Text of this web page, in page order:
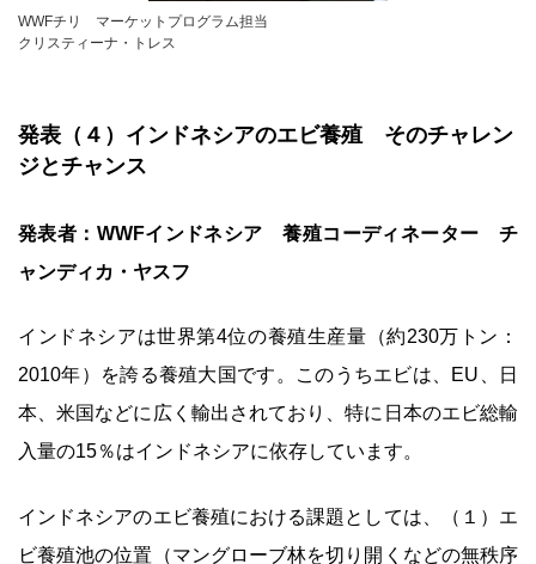
WWFチリ マーケットプログラム担当
クリスティーナ・トレス
発表（４）インドネシアのエビ養殖 そのチャレン
ジとチャンス
発表者：WWFインドネシア 養殖コーディネーター チ
ャンディカ・ヤスフ
インドネシアは世界第4位の養殖生産量（約230万トン：
2010年）を誇る養殖大国です。このうちエビは、EU、日
本、米国などに広く輸出されており、特に日本のエビ総輸
入量の15％はインドネシアに依存しています。
インドネシアのエビ養殖における課題としては、（１）エ
ビ養殖池の位置（マングローブ林を切り開くなどの無秩序